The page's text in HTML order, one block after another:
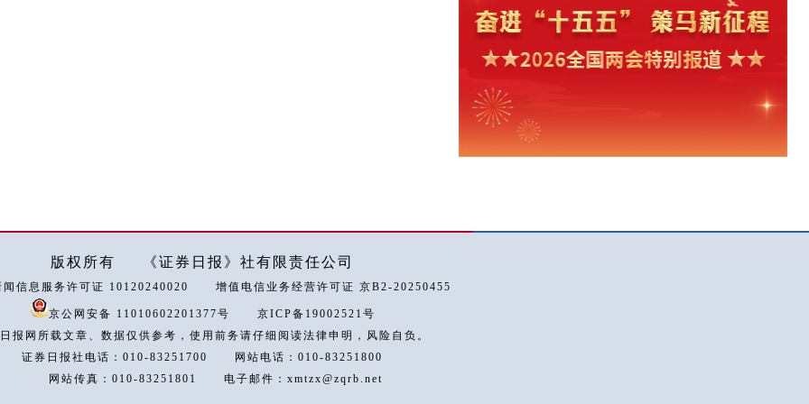
版权所有 《证券日报》社有限责任公司
闻信息服务许可证 10120240020 增值电信业务经营许可证 京B2-20250455
京公网安备 11010602201377号
京ICP备19002521号
报网所载文章、数据仅供参考，使用前务请仔细阅读法律申明，风险自负。
证券日报社电话：010-83251700
网站电话：010-83251800
网站传真：010-83251801
电子邮件：xmtzx@zqrb.net